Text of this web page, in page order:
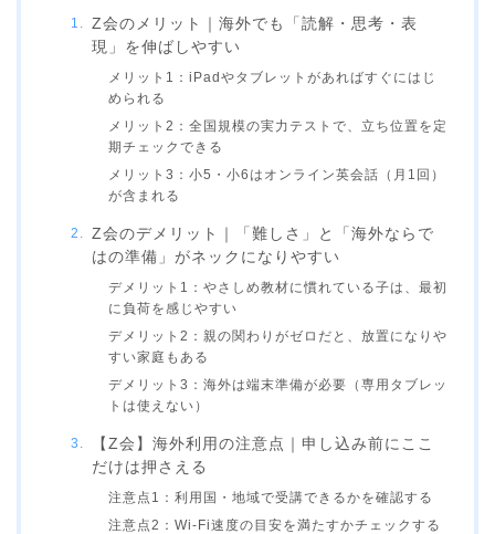
Z会のメリット｜海外でも「読解・思考・表
現」を伸ばしやすい
メリット1：iPadやタブレットがあればすぐにはじ
められる
メリット2：全国規模の実力テストで、立ち位置を定
期チェックできる
メリット3：小5・小6はオンライン英会話（月1回）
が含まれる
Z会のデメリット｜「難しさ」と「海外ならで
はの準備」がネックになりやすい
デメリット1：やさしめ教材に慣れている子は、最初
に負荷を感じやすい
デメリット2：親の関わりがゼロだと、放置になりや
すい家庭もある
デメリット3：海外は端末準備が必要（専用タブレッ
トは使えない）
【Z会】海外利用の注意点｜申し込み前にここ
だけは押さえる
注意点1：利用国・地域で受講できるかを確認する
注意点2：Wi-Fi速度の目安を満たすかチェックする